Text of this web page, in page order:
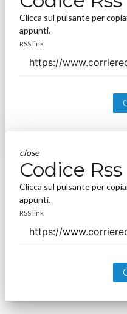
Clicca sul pulsante per
appunti.
RSS link
close
Codice Rss
Clicca sul pulsante per
appunti.
RSS link